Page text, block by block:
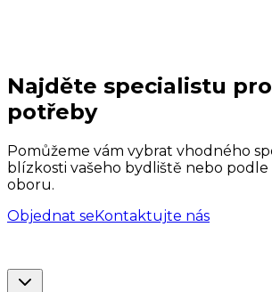
Najděte specialistu
potřeby
Pomůžeme vám vybrat vhodného
blízkosti vašeho bydliště nebo
oboru.
Objednat seKontaktujte nás